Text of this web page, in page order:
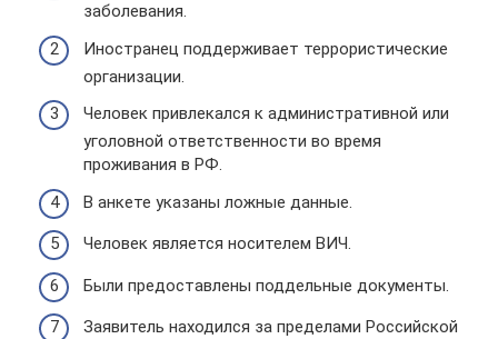
заболевания.
Иностранец поддерживает террористические
организации.
Человек привлекался к административной или
уголовной ответственности во время
проживания в РФ.
В анкете указаны ложные данные.
Человек является носителем ВИЧ.
Были предоставлены поддельные документы.
Заявитель находился за пределами Российской